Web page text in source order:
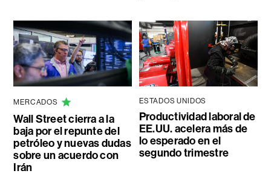
MERCADOS
Wall Street cierra a la
baja por el repunte del
petróleo y nuevas dudas
sobre un acuerdo con
Irán
ESTADOS UNIDOS
Productividad laboral de
EE.UU. acelera más de
lo esperado en el
segundo trimestre